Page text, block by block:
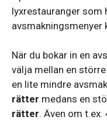
lyxrestauranger som
avsmakningsmenyer
När du bokar in en
välja mellan en
en lite mindre
rätter medans en
rätter. Även om